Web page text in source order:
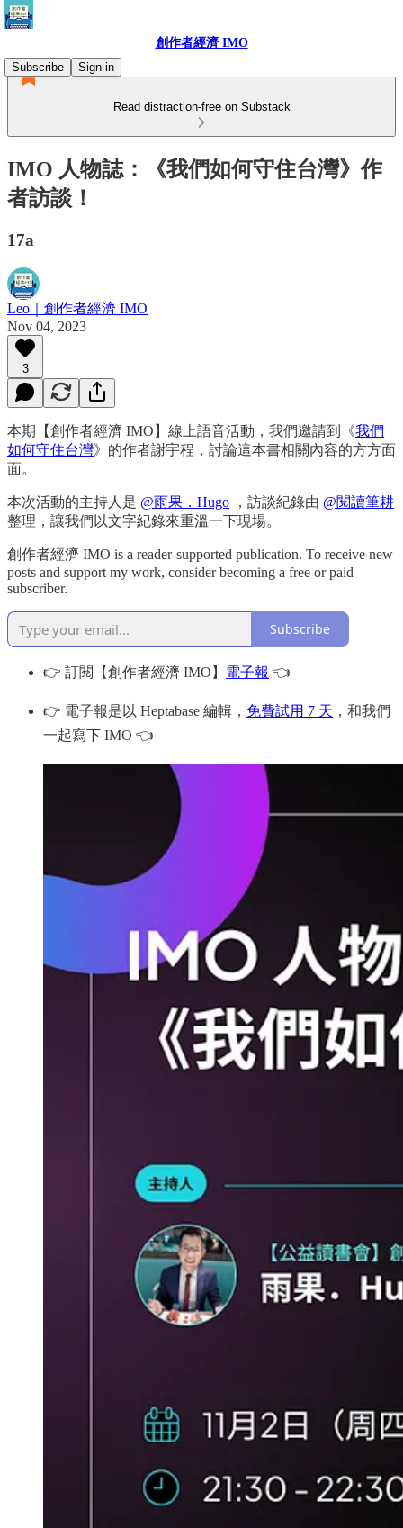
創作者經濟 IMO
Subscribe
Sign in
Read distraction-free on Substack
IMO 人物誌：《我們如何守住台灣》作
者訪談！
17a
Leo｜創作者經濟 IMO
Nov 04, 2023
3
本期【創作者經濟 IMO】線上語音活動，我們邀請到《我們
如何守住台灣》的作者謝宇程，討論這本書相關內容的方方面
面。
本次活動的主持人是 @雨果．Hugo ，訪談紀錄由 @閱讀筆耕
整理，讓我們以文字紀錄來重溫一下現場。
創作者經濟 IMO is a reader-supported publication. To receive new
posts and support my work, consider becoming a free or paid
subscriber.
Subscribe
👉 訂閱【創作者經濟 IMO】 電子報 👈
👉 電子報是以 Heptabase 編輯， 免費試用 7 天 ，和我們
一起寫下 IMO 👈